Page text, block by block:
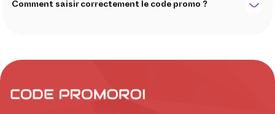
Comment saisir correctement le code promo ?